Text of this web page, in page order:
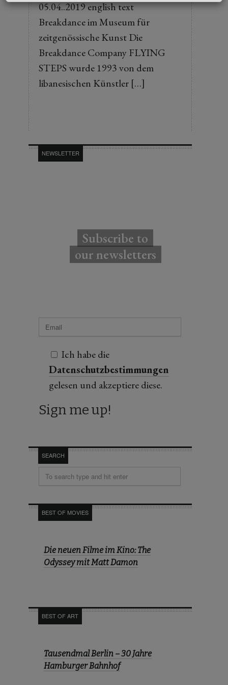
05.04..2019 english text
Breakdance im Museum für
zeitgenössische Kunst Die
Breakdance Company FLYING
STEPS wurde 1993 von dem
libanesischen Künstler […]
NEWSLETTER
Subscribe to
our newsletters
Ich habe die
Datenschutzbestimmungen
gelesen und akzeptiere diese.
SEARCH
BEST OF MOVIES
Die neuen Filme im Kino: The
Odyssey mit Matt Damon
BEST OF ART
Tausendmal Berlin – 30 Jahre
Hamburger Bahnhof